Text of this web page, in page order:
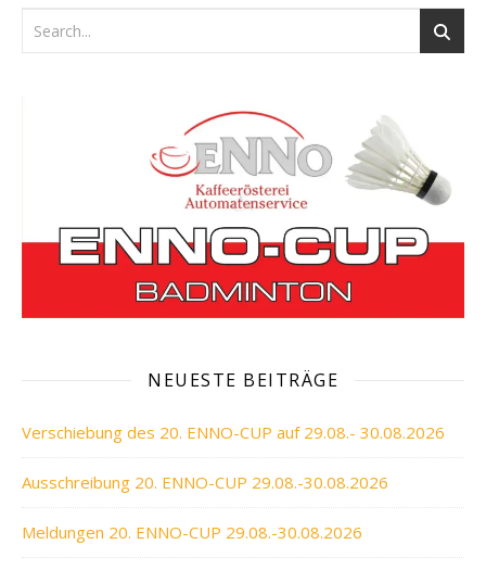
NEUESTE BEITRÄGE
Verschiebung des 20. ENNO-CUP auf 29.08.- 30.08.2026
Ausschreibung 20. ENNO-CUP 29.08.-30.08.2026
Meldungen 20. ENNO-CUP 29.08.-30.08.2026